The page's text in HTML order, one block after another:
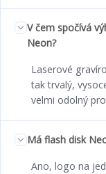
V čem spočívá
Neon?
Laserové
tak trvalý,
velmi odolný
Má flash disk
Ano, logo na